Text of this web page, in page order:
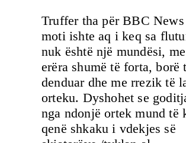
Truffer tha për BBC News
moti ishte aq i keq sa
nuk është një mundësi, me
erëra shumë të forta, borë
denduar dhe me rrezik të
orteku. Dyshohet se
nga ndonjë ortek mund të
qenë shkaku i vdekjes së